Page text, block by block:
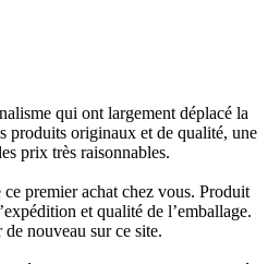
qui ont largement déplacé la
produits originaux et de qualité, une
prix très raisonnables.
ce premier achat chez vous. Produit
et qualité de l’emballage.
de nouveau sur ce site.